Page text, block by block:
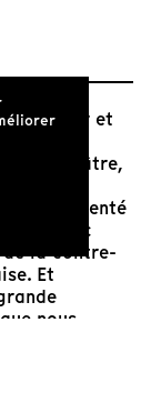
couleur et
du théâtre,
Si son
commenté
avec
de la contre-
Et
nous